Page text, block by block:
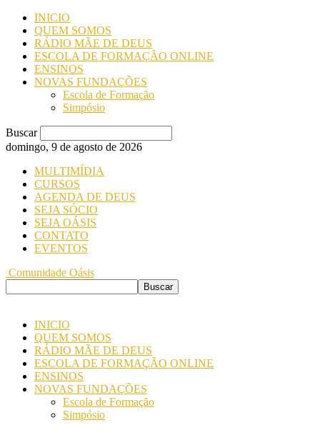
INICIO
QUEM SOMOS
RÁDIO MÃE DE DEUS
ESCOLA DE FORMAÇÃO ONLINE
ENSINOS
NOVAS FUNDAÇÕES
Escola de Formação
Simpósio
Buscar
domingo, 9 de agosto de 2026
MULTIMÍDIA
CURSOS
AGENDA DE DEUS
SEJA SÓCIO
SEJA OÁSIS
CONTATO
EVENTOS
Comunidade Oásis
INICIO
QUEM SOMOS
RÁDIO MÃE DE DEUS
ESCOLA DE FORMAÇÃO ONLINE
ENSINOS
NOVAS FUNDAÇÕES
Escola de Formação
Simpósio